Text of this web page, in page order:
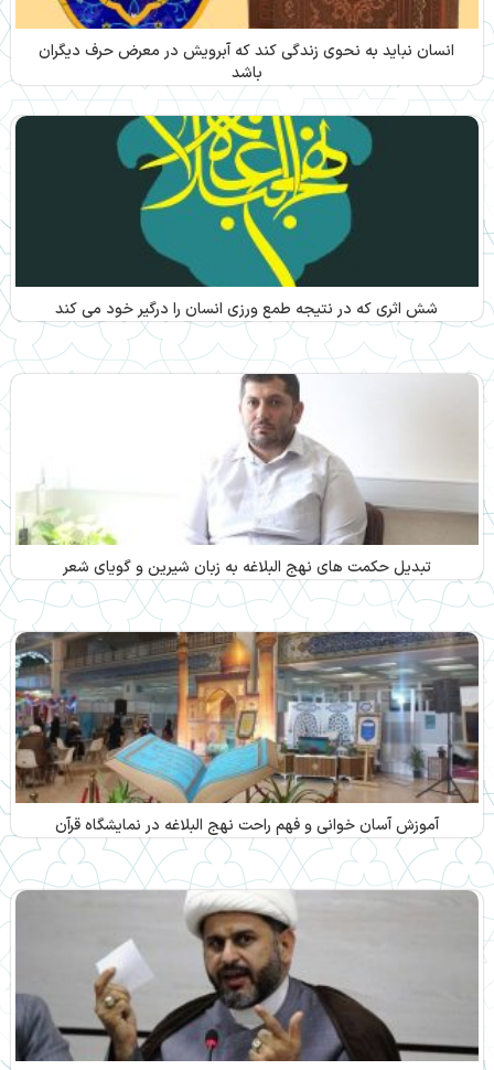
انسان نباید به نحوی زندگی کند که آبرویش در معرض حرف‌ دیگران
باشد
شش اثری که در نتیجه طمع ورزی انسان را درگیر خود می کند
تبدیل حکمت های نهج البلاغه به زبان شیرین و گویای شعر
آموزش آسان خوانی و فهم راحت نهج البلاغه در نمایشگاه قرآن